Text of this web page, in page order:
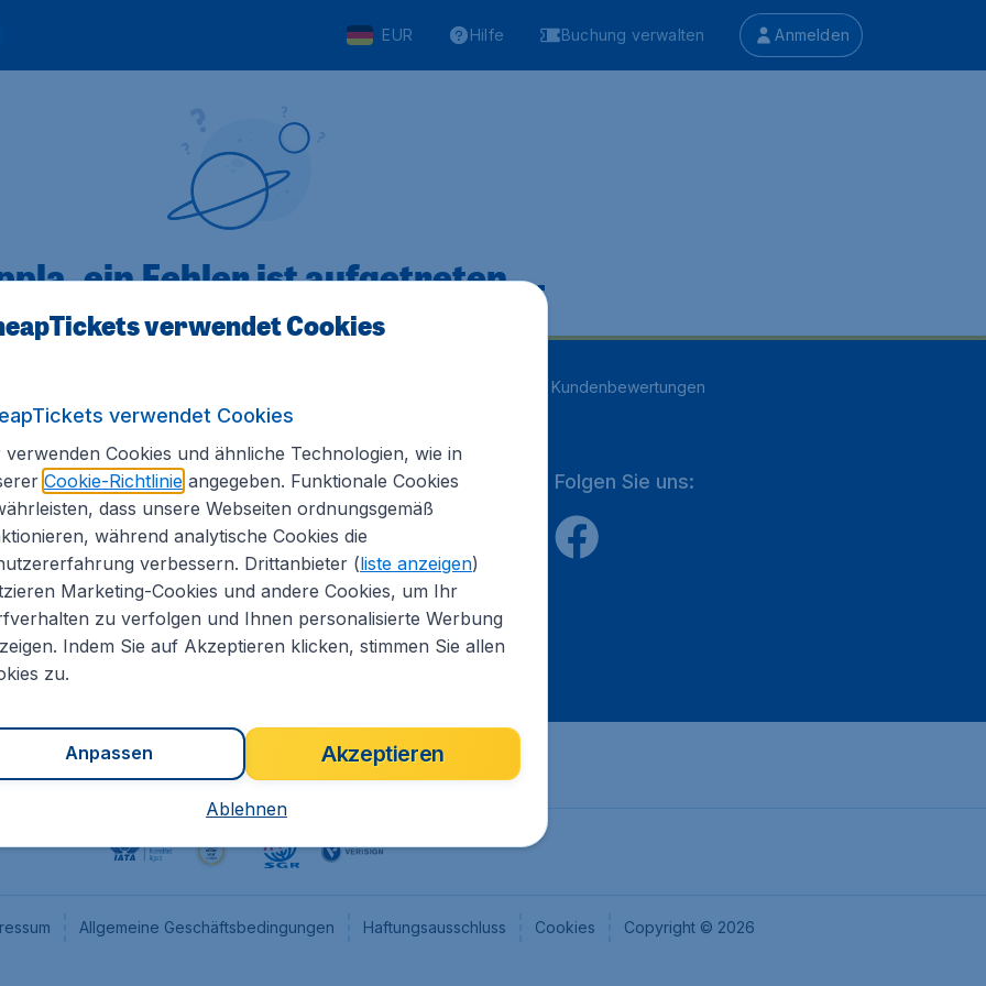
EUR Hilfe Buchung verwalten Anmelden
ein Fehler ist aufgetreten ...
Kundenbewertungen
Informationen
Internationale Webseiten
CheapTickets.nl
CheapTickets.be
CheapTickets.ch
CheapTickets.sg
Flugladen.at
Folgen Sie uns:
Allgemeine Geschäftsbedingungen Haftungsausschluss Cookies Copyright © 2026
verwendet Cookies
verwendet Cookies
verwenden Cookies und ähnliche Technologien, wie in
Cookie-Richtlinieangegeben. Funktionale Cookies
dass unsere Webseiten ordnungsgemäß
während analytische Cookies die
verbessern. Drittanbieter (liste anzeigen)
Marketing-Cookies und andere Cookies, um Ihr
zu verfolgen und Ihnen personalisierte Werbung
Indem Sie auf Akzeptieren klicken, stimmen Sie allen
zu.
Akzeptieren
Anpassen
Ablehnen